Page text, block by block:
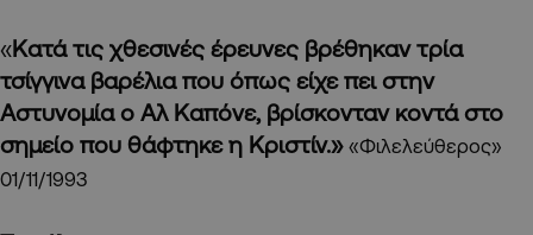
«Κατά τις χθεσινές έρευνες βρέθηκαν τρία
τσίγγινα βαρέλια που όπως είχε πει στην
Αστυνομία ο Αλ Καπόνε, βρίσκονταν κοντά στο
σημείο που θάφτηκε η Κριστίν.» «Φιλελεύθερος»
01/11/1993